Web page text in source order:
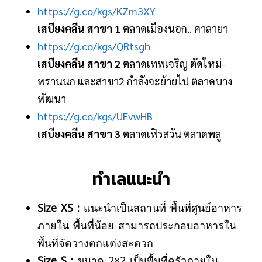
https://g.co/kgs/KZm3XY
เสบียงคลีน สาขา 1 ตลาดเมืองนอก.. ศาลายา
https://g.co/kgs/QRtsgh
เสบียงคลีน สาขา 2 ตลาดเทพเจริญ ตัดใหม่-
พรานนก และสาขา2 กำลังจะย้ายไป ตลาดบาง
พัฒนา
https://g.co/kgs/UEvwHB
เสบียงคลีน สาขา 3 ตลาดเฟิรสวัน ตลาดพลู
ทำเลแนะนำ
Size XS : แนะนำเป็นสถานที่ พื้นที่ศูนย์อาหาร
ภายใน พื้นที่น้อย สามารถประกอบอาหารใน
พื้นที่จัดวางตกแต่งสะดวก